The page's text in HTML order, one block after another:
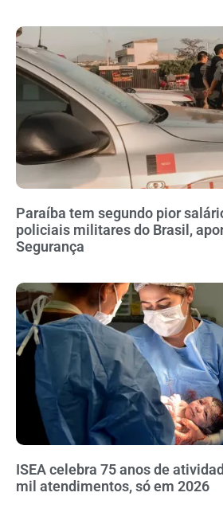
Paraíba tem segundo pior
policiais militares do Brasil,
Segurança
ISEA celebra 75 anos de
mil atendimentos, só em 2026